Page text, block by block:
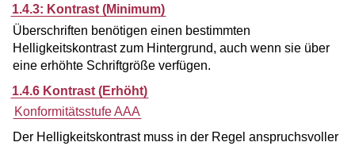
1.4.3: Kontrast (Minimum)
Überschriften benötigen einen bestimmten
Helligkeitskontrast zum Hintergrund, auch wenn sie über
eine erhöhte Schriftgröße verfügen.
1.4.6 Kontrast (Erhöht)
Konformitätsstufe AAA
Der Helligkeitskontrast muss in der Regel anspruchsvoller